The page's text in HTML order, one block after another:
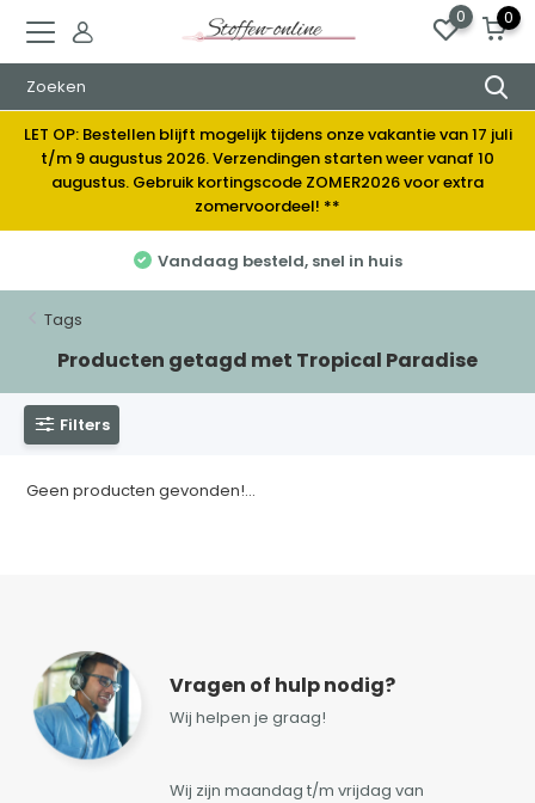
0 0
LET OP: Bestellen blijft mogelijk tijdens onze vakantie van 17 juli
t/m 9 augustus 2026. Verzendingen starten weer vanaf 10
augustus. Gebruik kortingscode ZOMER2026 voor extra
zomervoordeel! **
Vandaag besteld, snel in huis
Tags
Producten getagd met Tropical Paradise
Filters
Geen producten gevonden!...
Vragen of hulp nodig?
Wij helpen je graag!
Wij zijn maandag t/m vrijdag van